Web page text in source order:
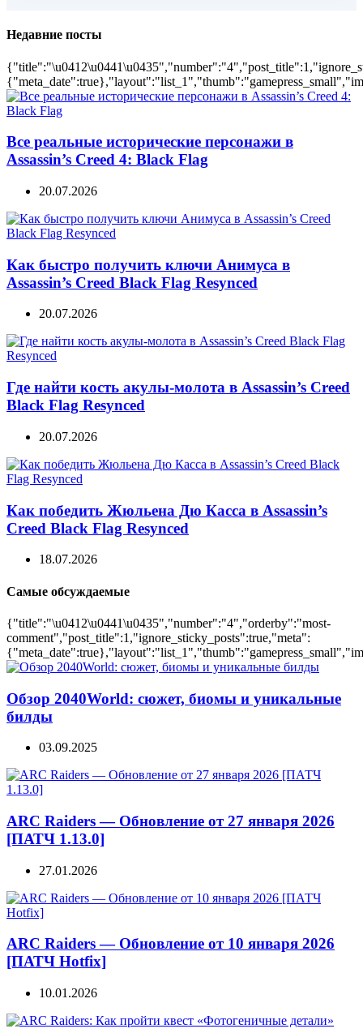
Недавние посты
Все реальные исторические персонажи в
Assassin’s Creed 4: Black Flag
20.07.2026
Как быстро получить ключи Анимуса в
Assassin’s Creed Black Flag Resynced
20.07.2026
Где найти кость акулы-молота в Assassin’s Creed
Black Flag Resynced
20.07.2026
Как победить Жюльена Дю Касса в Assassin’s
Creed Black Flag Resynced
18.07.2026
Самые обсуждаемые
{"title":"\u0412\u0441\u0435","number":"4","orderby":"most-
comment","post_title":1,"ignore_sticky_posts":true,"meta":
Обзор 2040World: сюжет, биомы и уникальные
билды
03.09.2025
ARC Raiders — Обновление от 27 января 2026
[ПАТЧ 1.13.0]
27.01.2026
ARC Raiders — Обновление от 10 января 2026
[ПАТЧ Hotfix]
10.01.2026